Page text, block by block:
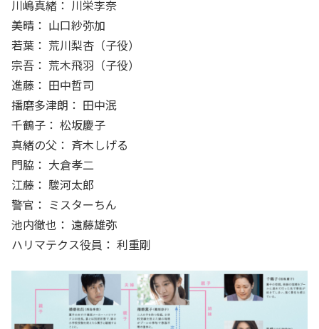
川嶋真緒： 川栄李奈
美晴： 山口紗弥加
若葉： 荒川梨杏（子役）
宗吾： 荒木飛羽（子役）
進藤： 田中哲司
播磨多津朗： 田中泯
千鶴子： 松坂慶子
真緒の父： 斉木しげる
門脇： 大倉孝二
江藤： 駿河太郎
警官： ミスターちん
池内徹也： 遠藤雄弥
ハリマテクス役員： 利重剛